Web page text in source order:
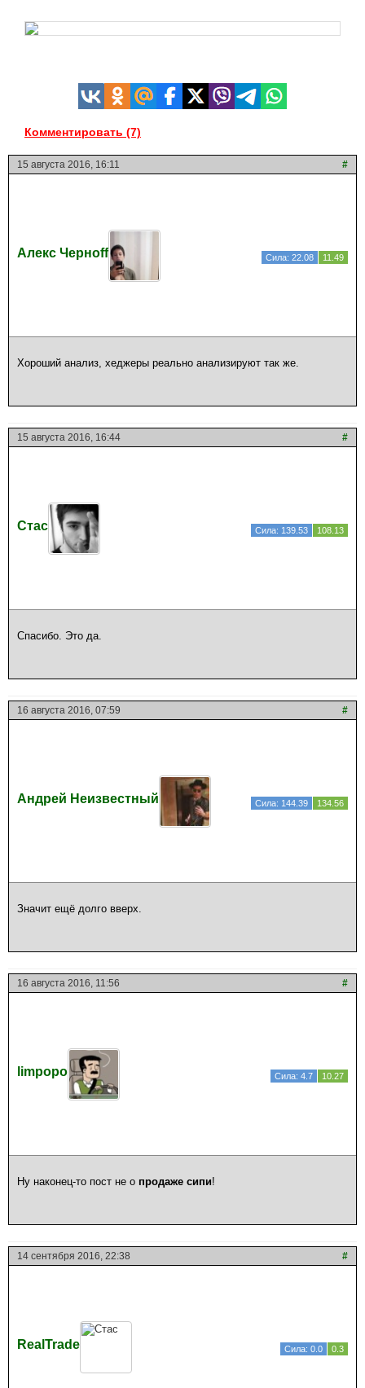
Комментировать (7)
15 августа 2016, 16:11 #
Алекс Чернoff Сила: 22.08 11.49
Хороший анализ, хеджеры реально анализируют так же.
15 августа 2016, 16:44 #
Стас Сила: 139.53 108.13
Спасибо. Это да.
16 августа 2016, 07:59 #
Андрей Неизвестный Сила: 144.39 134.56
Значит ещё долго вверх.
16 августа 2016, 11:56 #
limpopo Сила: 4.7 10.27
Ну наконец-то пост не о продаже сипи!
14 сентября 2016, 22:38 #
RealTrade Сила: 0.0 0.3